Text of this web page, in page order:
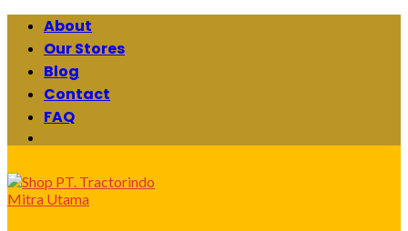
Skip
content
About
Our Stores
Blog
Contact
FAQ